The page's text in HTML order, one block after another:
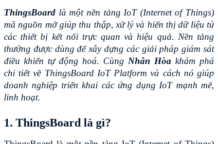
ThingsBoard là một nền tảng IoT (Internet of Things)
mã nguồn mở giúp thu thập, xử lý và hiển thị dữ liệu từ
các thiết bị kết nối trực quan và hiệu quả. Nền tảng
thường được dùng để xây dựng các giải pháp giám sát
điều khiển tự động hoá. Cùng Nhân Hòa khám phá
chi tiết về ThingsBoard IoT Platform và cách nó giúp
doanh nghiệp triển khai các ứng dụng IoT mạnh mẽ,
linh hoạt.
1. ThingsBoard là gì?